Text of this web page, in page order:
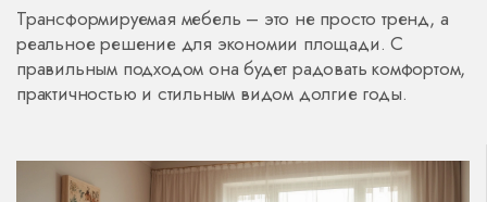
Трансформируемая мебель – это не просто тренд, а
реальное решение для экономии площади. С
правильным подходом она будет радовать комфортом,
практичностью и стильным видом долгие годы.